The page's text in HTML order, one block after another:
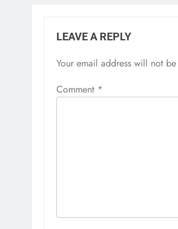
LEAVE A REPLY
Your email address will not
Comment *